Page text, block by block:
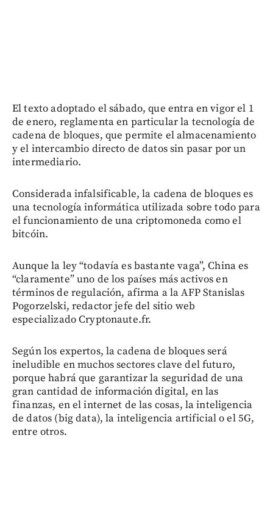
El texto adoptado el sábado, que entra en vigor el 1
de enero, reglamenta en particular la tecnología de
cadena de bloques, que permite el almacenamiento
y el intercambio directo de datos sin pasar por un
intermediario.
Considerada infalsificable, la cadena de bloques es
una tecnología informática utilizada sobre todo para
el funcionamiento de una criptomoneda como el
bitcóin.
Aunque la ley “todavía es bastante vaga”, China es
“claramente” uno de los países más activos en
términos de regulación, afirma a la AFP Stanislas
Pogorzelski, redactor jefe del sitio web
especializado Cryptonaute.fr.
Según los expertos, la cadena de bloques será
ineludible en muchos sectores clave del futuro,
porque habrá que garantizar la seguridad de una
gran cantidad de información digital, en las
finanzas, en el internet de las cosas, la inteligencia
de datos (big data), la inteligencia artificial o el 5G,
entre otros.